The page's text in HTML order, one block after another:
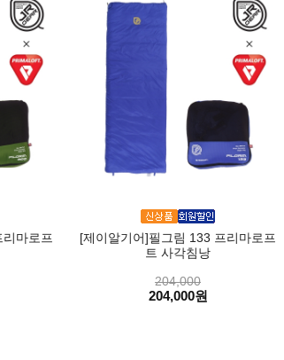
마로프
[제이알기어]필그림 133 프리마로프
트 사각침낭
204,000
204,000원